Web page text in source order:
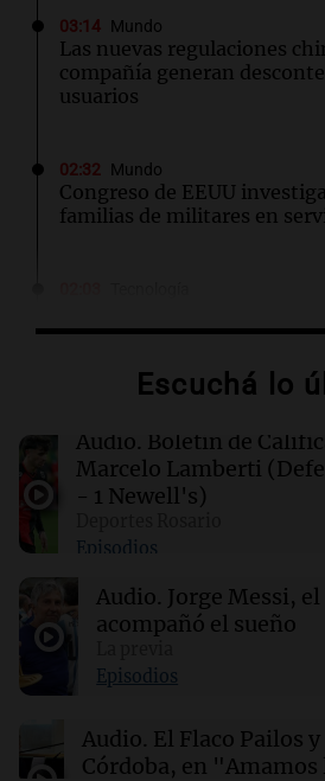
03:14 Mundo
Las nuevas regulaciones
compañía generan
usuarios
02:32 Mundo
Congreso de EEUU
familias de militares en
neurálgico de la
Estudio revela diferencias
salud entre vino, cerveza y
Clima en Salta: cómo
00:27
Clima en Tucumán: cómo
este lunes 10 de agosto
Escuchá lo
Audio. Boletín de
Marcelo Lamberti
- 1 Newell's)
Episodios
Audio. Jorge Messi,
acompañó el sueño
Episodios
Audio. El Flaco Pailos
Córdoba, en